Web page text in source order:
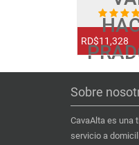
RD$11,328
Sobre
CavaAlta es una
servicio a